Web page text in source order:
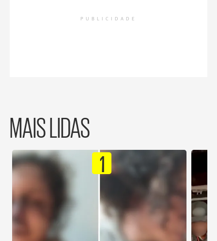
PUBLICIDADE
MAIS LIDAS
1